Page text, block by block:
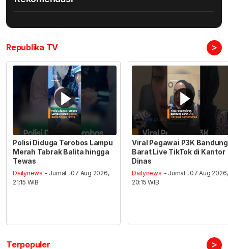
Republika TV >
Polisi Diduga Terobos Lampu
Merah Tabrak Balita hingga
Tewas
Dailynews - Jumat , 07 Aug 2026,
21:15 WIB
Viral Pegawai P3K Bandung
Barat Live TikTok di Kantor
Dinas
Dailynews - Jumat , 07 Aug 2026,
20:15 WIB
Terpopuler >